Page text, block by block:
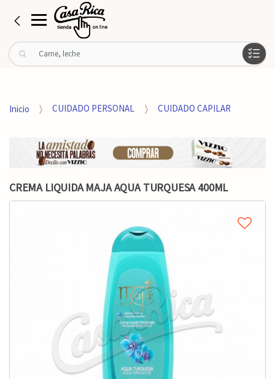
B
u
rInicio CUIDADO PERSONAL CUIDADO CAPILAR
CREMA LIQUIDA MAJA AQUA TURQUESA 400ML